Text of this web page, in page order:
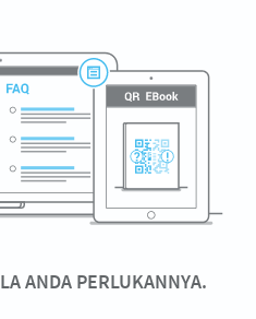
ANDA PERLUKANNYA.